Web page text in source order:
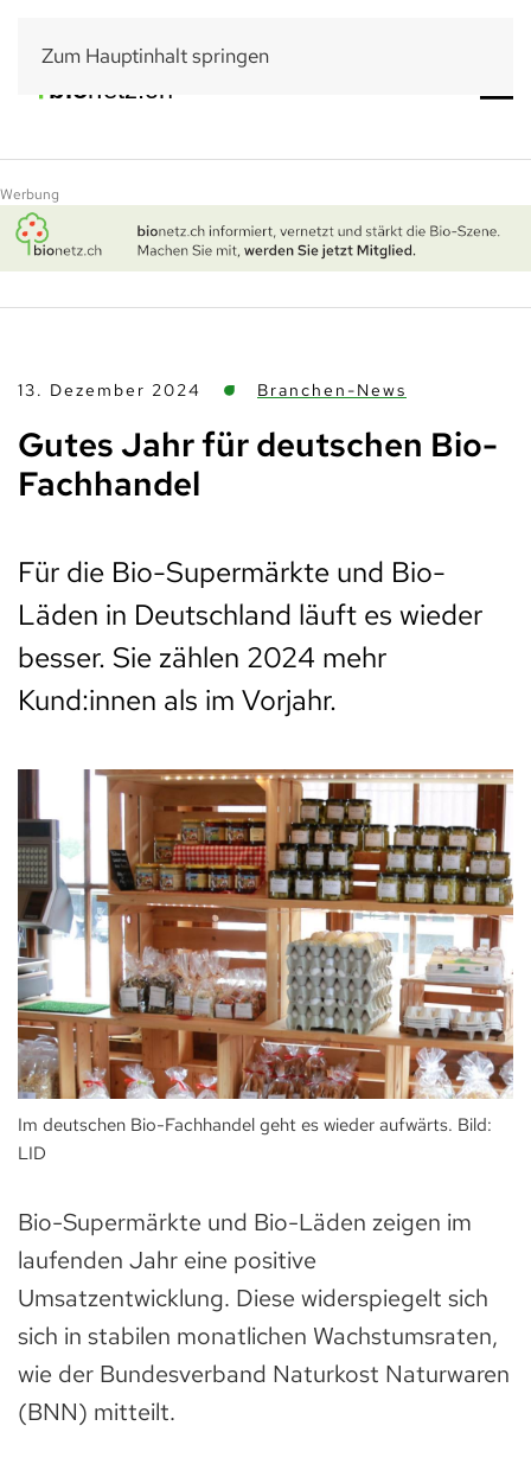
Zum Hauptinhalt springen
Werbung
13. Dezember 2024 Branchen-News
Gutes Jahr für deutschen Bio-
Fachhandel
Für die Bio-Supermärkte und Bio-
Läden in Deutschland läuft es wieder
besser. Sie zählen 2024 mehr
Kund:innen als im Vorjahr.
Im deutschen Bio-Fachhandel geht es wieder aufwärts. Bild:
LID
Bio-Supermärkte und Bio-Läden zeigen im
laufenden Jahr eine positive
Umsatzentwicklung. Diese widerspiegelt sich
sich in stabilen monatlichen Wachstumsraten,
wie der Bundesverband Naturkost Naturwaren
(BNN) mitteilt.